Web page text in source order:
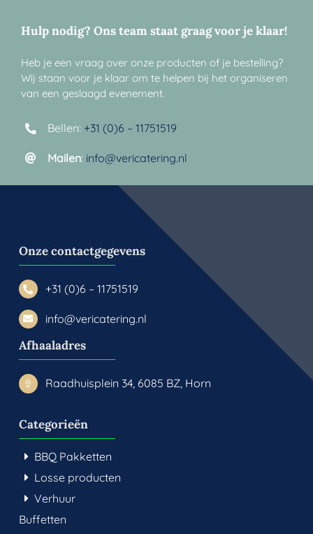
Hulp nodig? Ons team staat graag voor je klaar!
Heb je een vraag over onze producten of je bestelling?
Wij staan voor je klaar om te helpen bij het organiseren
van een geslaagd evenement.
Bellen: +31 (0)6 – 11751519
Mailen: info@vericatering.nl
Onze contactgegevens
+31 (0)6 – 11751519
info@vericatering.nl
Afhaaladres
Raadhuisplein 34, 6085 BZ, Horn
Categorieën
BBQ Pakketten
Losse producten
Verhuur
Buffetten